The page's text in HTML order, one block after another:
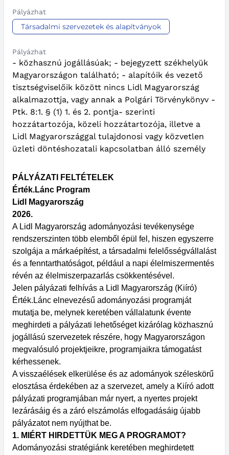
Pályázhat
Társadalmi szervezetek és alapítványok
Pályázhat
- közhasznú jogállásúak; - bejegyzett székhelyük
Magyarországon található; - alapítóik és vezető
tisztségviselőik között nincs Lidl Magyarország
alkalmazottja, vagy annak a Polgári Törvénykönyv -
Ptk. 8:1. § (1) 1. és 2. pontja- szerinti
hozzátartozója, közeli hozzátartozója, illetve a
Lidl Magyarországgal tulajdonosi vagy közvetlen
üzleti döntéshozatali kapcsolatban álló személy
PÁLYÁZATI FELTÉTELEK
Érték.Lánc Program
Lidl Magyarország
2026.
A Lidl Magyarország adományozási tevékenysége
rendszerszinten több elemből épül fel, hiszen egyszerre
szolgája a márkaépítést, a társadalmi felelősségvállalást
és a fenntarthatóságot, például a napi élelmiszermentés
révén az élelmiszerpazarlás csökkentésével.
Jelen pályázati felhívás a Lidl Magyarország (Kiíró)
Érték.Lánc elnevezésű adományozási programját
mutatja be, melynek keretében vállalatunk évente
meghirdeti a pályázati lehetőséget kizárólag közhasznú
jogállású szervezetek részére, hogy Magyarországon
megvalósuló projektjeikre, programjaikra támogatást
kérhessenek.
A visszaélések elkerülése és az adományok széleskörű
elosztása érdekében az a szervezet, amely a Kiíró adott
pályázati programjában már nyert, a nyertes projekt
lezárásáig és a záró elszámolás elfogadásáig újabb
pályázatot nem nyújthat be.
1. MIÉRT HIRDETTÜK MEG A PROGRAMOT?
Adományozási stratégiánk keretében meghirdetett